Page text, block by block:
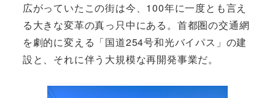
広がっていたこの街は今、100年に一度とも言え
る大きな変革の真っ只中にある。首都圏の交通網
を劇的に変える「国道254号和光バイパス」の建
設と、それに伴う大規模な再開発事業だ。